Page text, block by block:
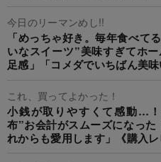
今日のリーマンめし!!
「めっちゃ好き。毎年食べて
いなスイーツ”美味すぎてホ
足感」「コメダでいちばん美味
これ、買ってよかった！
小銭が取りやすくて感動…
布”お会計がスムーズになっ
れからも愛用します」《購入レ